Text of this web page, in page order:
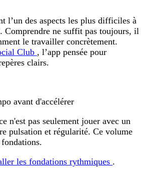
l’un des aspects les plus difficiles à
Comprendre ne suffit pas toujours, il
le travailler concrètement.
Club , l’app pensée pour
clairs.
avant d'accélérer
n'est pas seulement jouer avec un
pulsation et régularité. Ce volume
fondations.
les fondations rythmiques .